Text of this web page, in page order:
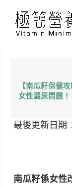
【南瓜籽保健
女性漏尿問題！
最後更新日期:
南瓜籽係女性